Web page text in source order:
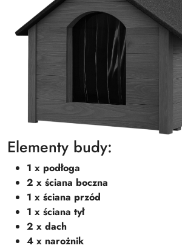
Elementy budy:
1 x podłoga
2 x ściana boczna
1 x ściana przód
1 x ściana tył
2 x dach
4 x narożnik